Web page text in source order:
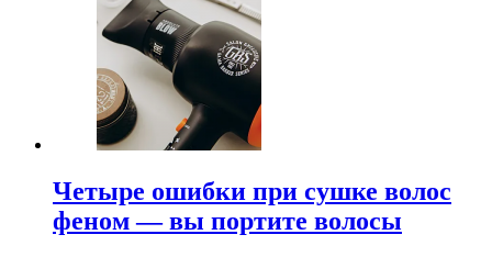
Четыре ошибки при сушке волос
феном — вы портите волосы